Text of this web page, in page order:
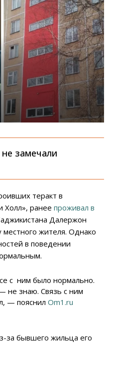
замечали
теракт в
Холл», ранее проживал в
Далержон
местного жителя. Однако
в поведении
с ним было нормально.
не знаю. Связь с ним
— пояснилOm1.ru
за бывшего жильца его